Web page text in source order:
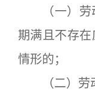
（一）劳
期满且不存
情形的；
（二）劳动